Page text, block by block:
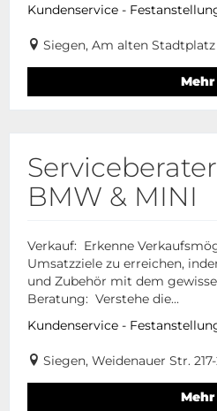
Kundenservice -
Siegen, Am alten
Mehr
BMW & MINI
Verkauf: Erkenne
Umsatzziele zu erreichen,
und Zubehör mit dem
Beratung: Verstehe die...
Kundenservice -
Siegen, Weidenauer Str.
Mehr